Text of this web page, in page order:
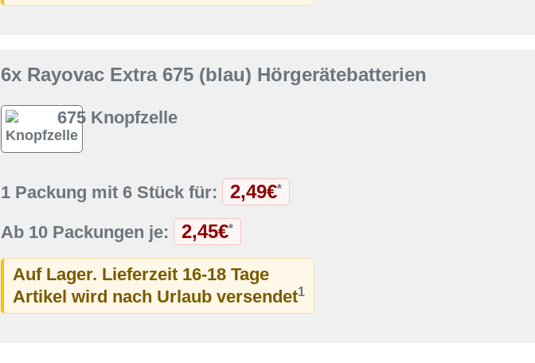
6x Rayovac Extra 675 (blau) Hörgerätebatterien
675 Knopfzelle
1 Packung mit 6 Stück für: 2,49€*
Ab 10 Packungen je: 2,45€*
Auf Lager. Lieferzeit 16-18 Tage
Artikel wird nach Urlaub versendet1